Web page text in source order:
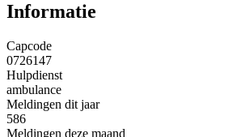
Informatie
Capcode
0726147
Hulpdienst
ambulance
Meldingen dit jaar
586
Meldingen deze maand